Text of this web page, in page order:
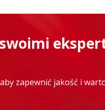
zapewnić jakość i